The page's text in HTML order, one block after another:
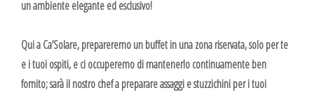
un ambiente elegante ed esclusivo!
Qui a Ca’Solare, prepareremo un buffet in una zona riservata, solo per te
e i tuoi ospiti, e ci occuperemo di mantenerlo continuamente ben
fornito; sarà il nostro chef a preparare assaggi e stuzzichini per i tuoi